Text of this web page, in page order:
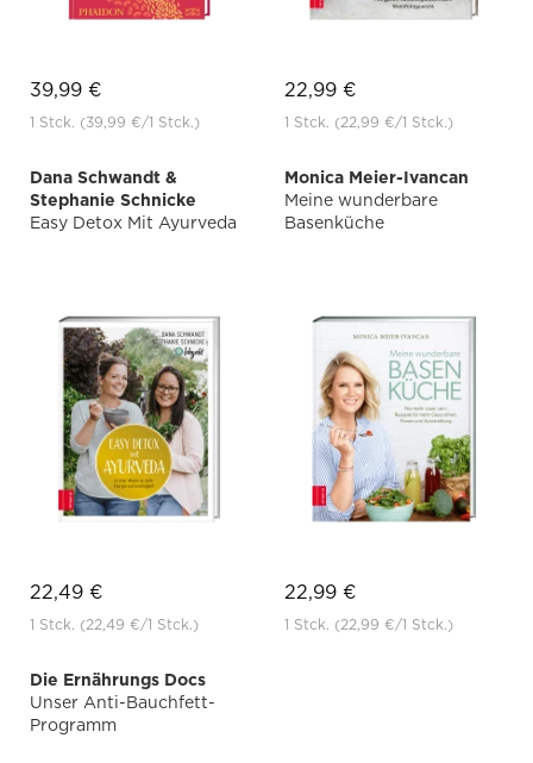
39,99 €
1 Stck. (39,99 €/1 Stck.)
22,99 €
1 Stck. (22,99 €/1 Stck.)
Dana Schwandt &
Stephanie Schnicke
Easy Detox Mit Ayurveda
22,49 €
1 Stck. (22,49 €/1 Stck.)
Monica Meier-Ivancan
Meine wunderbare
Basenküche
22,99 €
1 Stck. (22,99 €/1 Stck.)
Die Ernährungs Docs
Unser Anti-Bauchfett-
Programm